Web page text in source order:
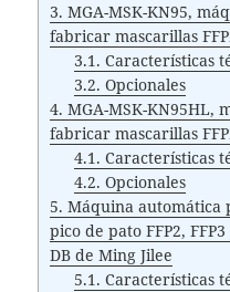
3. MGA-MSK-KN95,
fabricar mascarillas
3.1. Características
3.2. Opcionales
4. MGA-MSK-KN95HL,
fabricar mascarillas
4.1. Características
4.2. Opcionales
5. Máquina automática
pico de pato FFP2,
DB de Ming Jilee
5.1. Características